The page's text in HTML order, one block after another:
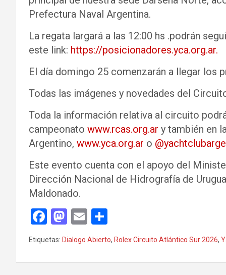
Prefectura Naval Argentina.
La regata largará a las 12:00 hs .podrán
este link: https://posicionadores.yca.org.ar.
El día domingo 25 comenzarán a llegar los
Todas las imágenes y novedades del
Toda la información relativa al circuito
campeonato www.rcas.org.ar y también en
Argentino, www.yca.org.ar o
Este evento cuenta con el apoyo del
Dirección Nacional de Hidrografía de
Maldonado.
F
a
ce
b
M
a
st
o
E
m
ail
o
m
p
Etiquetas: Dialogo Abierto, Rolex Circuito Atlántico Sur 2026,